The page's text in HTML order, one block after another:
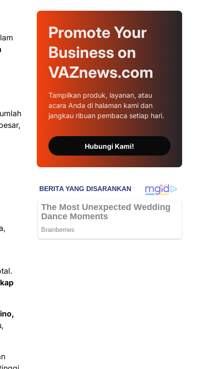
Promote Your
Business on
VAZnews.com
Tampilkan produk, layanan, atau
acara Anda di halaman kami dan
jangkau ribuan pembaca setiap hari.
Hubungi Kami!